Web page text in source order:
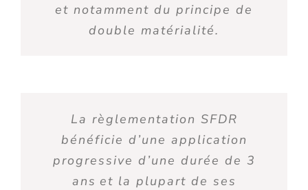
et notamment du principe de
double matérialité.
La règlementation SFDR
bénéficie d’une application
progressive d’une durée de 3
ans et la plupart de ses